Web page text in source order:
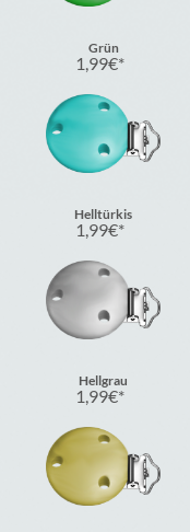
Grün
1,99€
Helltürkis
1,99€
Hellgrau
1,99€